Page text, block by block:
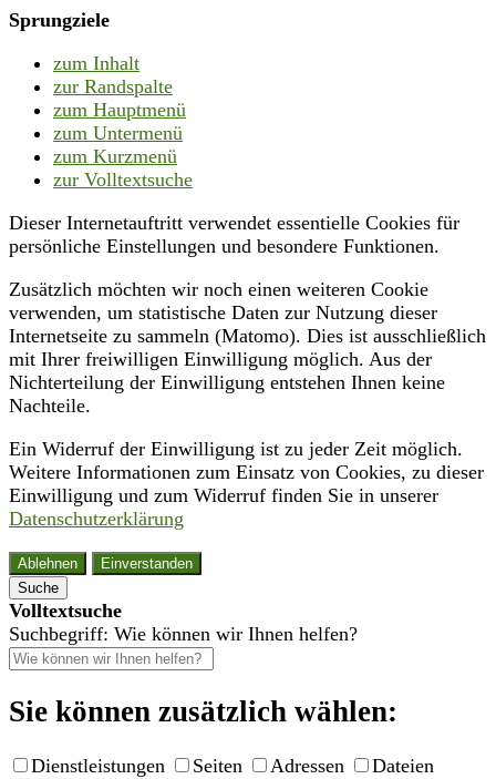
Sprungziele
zum Inhalt
zur Randspalte
zum Hauptmenü
zum Untermenü
zum Kurzmenü
zur Volltextsuche
Dieser Internetauftritt verwendet essentielle Cookies für
persönliche Einstellungen und besondere Funktionen.
Zusätzlich möchten wir noch einen weiteren Cookie
verwenden, um statistische Daten zur Nutzung dieser
Internetseite zu sammeln (Matomo). Dies ist ausschließlich
mit Ihrer freiwilligen Einwilligung möglich. Aus der
Nichterteilung der Einwilligung entstehen Ihnen keine
Nachteile.
Ein Widerruf der Einwilligung ist zu jeder Zeit möglich.
Weitere Informationen zum Einsatz von Cookies, zu dieser
Einwilligung und zum Widerruf finden Sie in unserer
Datenschutzerklärung
Ablehnen
Einverstanden
Suche
Volltextsuche
Suchbegriff: Wie können wir Ihnen helfen?
Sie können zusätzlich wählen:
Dienstleistungen Seiten Adressen Dateien